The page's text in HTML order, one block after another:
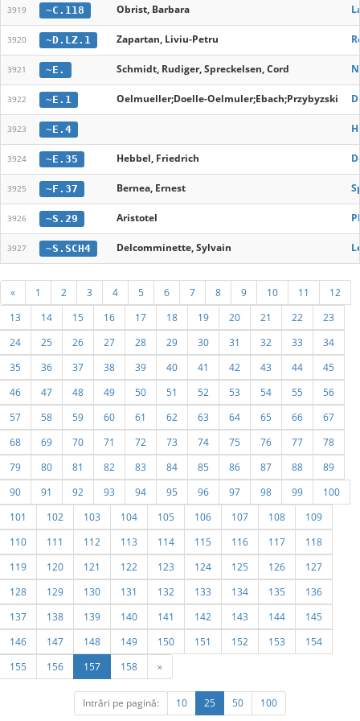
3919 ~C.118 Obrist, Barbara
3920 ~D.LZ.1 Zapartan, Liviu-Petru
3921 ~E. Schmidt, Rudiger, Spreckelsen, Cord
3922 ~E.1 Oelmueller;Doelle-Oelmuler;Ebach;Przybyzski
3923 ~E.4
3924 ~E.35 Hebbel, Friedrich
3925 ~F.37 Bernea, Ernest
3926 ~S.29 Aristotel
3927 ~S.SCH4 Delcomminette, Sylvain
« 1 2 3 4 5 6 7 8 9 10 11
12
13
14 15 16 17 18 19 20 21 22
23
24
25 26 27 28 29 30 31 32 33
34
35
36 37 38 39 40 41 42 43 44
45
46
47 48 49 50 51 52 53 54 55
56
57
58 59 60 61 62 63 64 65 66
67
68
69 70 71 72 73 74 75 76 77
78
79
80 81 82 83 84 85 86 87 88
89
90
91 92 93 94 95 96 97 98 99
100
101
102 103 104 105 106 107 108
109
110
111 112 113 114 115 116 117
118
119
120 121 122 123 124 125 126
127
128
129 130 131 132 133 134 135
136
137
138 139 140 141 142 143 144
145
146
147 148 149 150 151 152 153
154
155
156 157 158 »
Intrări pe pagină: 10 25 50 100